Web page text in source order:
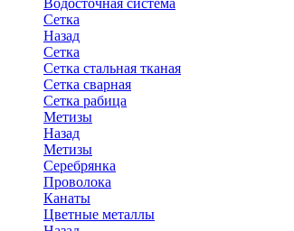
Водосточная система
Сетка
Назад
Сетка
Сетка стальная тканая
Сетка сварная
Сетка рабица
Метизы
Назад
Метизы
Серебрянка
Проволока
Канаты
Цветные металлы